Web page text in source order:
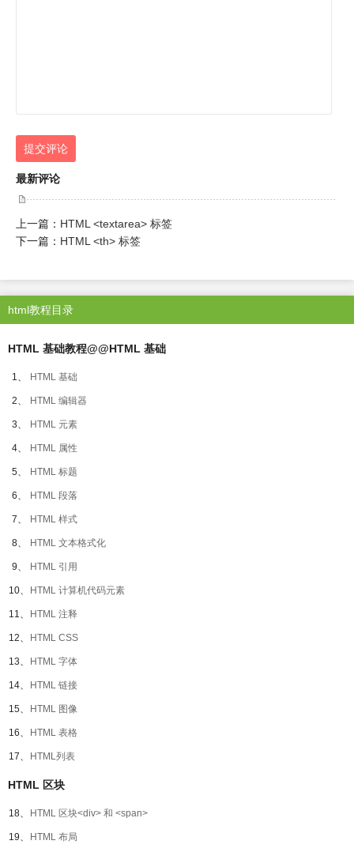
提交评论
最新评论
上一篇： HTML <textarea> 标签
下一篇： HTML <th> 标签
html教程目录
HTML 基础教程@@HTML 基础
1、 HTML 基础
2、 HTML 编辑器
3、 HTML 元素
4、 HTML 属性
5、 HTML 标题
6、 HTML 段落
7、 HTML 样式
8、 HTML 文本格式化
9、 HTML 引用
10、 HTML 计算机代码元素
11、 HTML 注释
12、 HTML CSS
13、 HTML 字体
14、 HTML 链接
15、 HTML 图像
16、 HTML 表格
17、 HTML列表
HTML 区块
18、 HTML 区块<div> 和 <span>
19、 HTML 布局